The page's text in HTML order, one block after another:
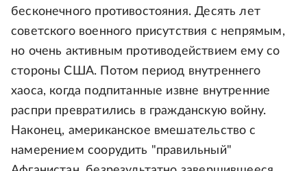
бесконечного противостояния. Десять лет
советского военного присутствия с непрямым,
но очень активным противодействием ему со
стороны США. Потом период внутреннего
хаоса, когда подпитанные извне внутренние
распри превратились в гражданскую войну.
Наконец, американское вмешательство с
намерением соорудить "правильный"